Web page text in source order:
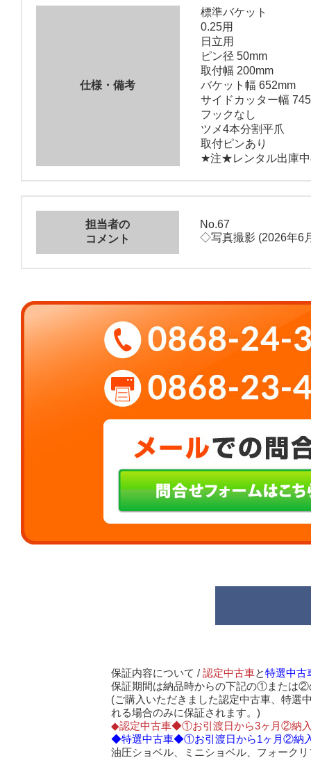
仕様・備考
標準バケット
0.25用
日立用
ピン径 50mm
取付幅 200mm
バケット幅 652mm
サイドカッター幅
フックなし
ツメ4本分割平爪
取付ピンあり
★注★レンタル出庫中
担当者の
コメント
No.67
◇写真撮影 (2026年6
保証内容について / 認定中古車と特選中古
保証期間は納品時からの下記の①または②
(ご購入いただきました認定中古車、特選
れる場合のみに保証されます。)
◆認定中古車◆①お引渡日から3ヶ月②納入
◆特選中古車◆①お引渡日から1ヶ月②納
油圧ショベル、ミニショベル、フォーク